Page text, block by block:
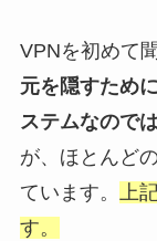
VPNを初めて
元を隠すため
ステムなのでは
が、ほとんど
ています。 上
す。